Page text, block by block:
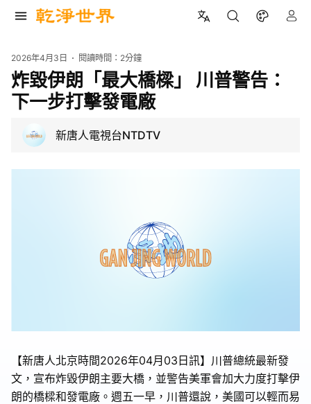
2026年4月3日 閱讀時間： 2分鐘
炸毀伊朗「最大橋樑」 川普警告：
下一步打擊發電廠
新唐人電視台NTDTV
【新唐人北京時間2026年04月03日訊】川普總統最新發
文，宣布炸毀伊朗主要大橋，並警告美軍會加大力度打擊伊
朗的橋樑和發電廠。週五一早，川普還說，美國可以輕而易